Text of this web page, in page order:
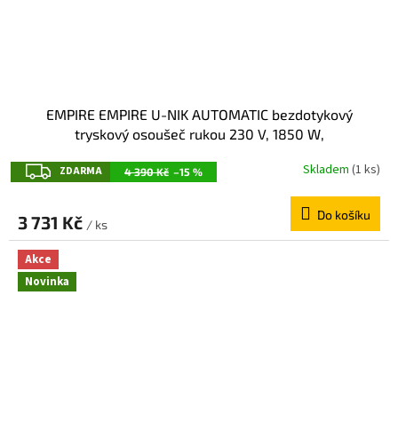
Z
A
R
M
A
ZDARMA 4 390 Kč –15 %
EMPIRE EMPIRE U-NIK AUTOMATIC bezdotykový
tryskový osoušeč rukou 230 V, 1850 W,
Skladem (1 ks)
3 731 Kč / ks
Do košíku
Akce
Novinka